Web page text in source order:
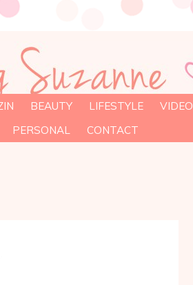
BEAUTY LIFESTYLE VIDEO
PERSONAL
CONTACT